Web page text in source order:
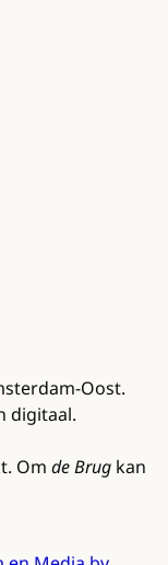
Oost.
digitaal.
Om de Brug kan